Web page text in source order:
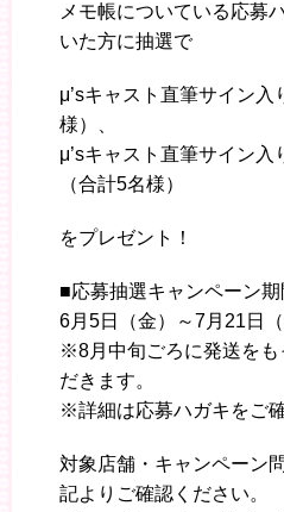
メモ帳についている応募
いた方に抽選で
μ’sキャスト直筆サイン入
様）、
μ’sキャスト直筆サイン
（合計5名様）
をプレゼント！
■応募抽選キャンペーン期
6月5日（金）～7月21日
※8月中旬ごろに発送をも
だきます。
※詳細は応募ハガキをご
対象店舗・キャンペーン
記よりご確認ください。